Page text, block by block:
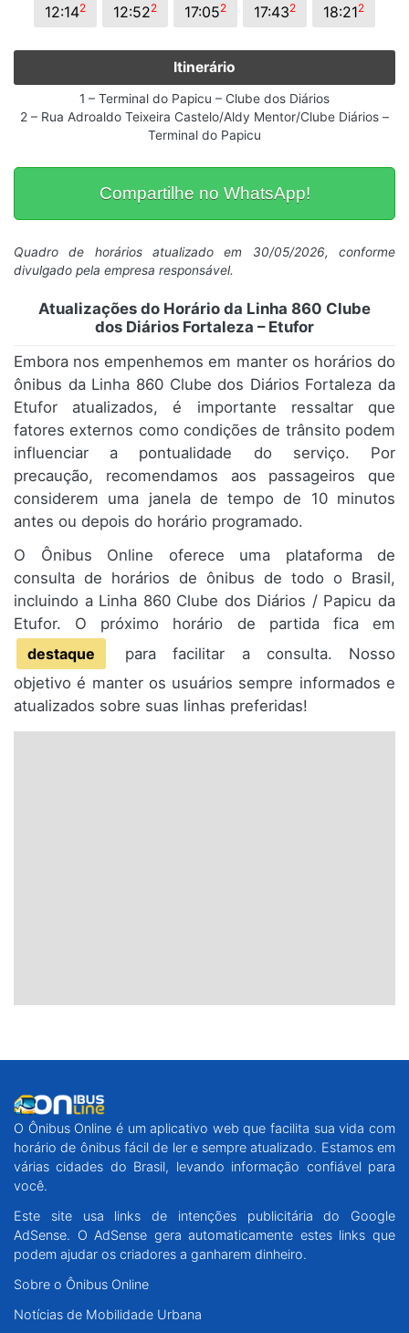
12:142 12:522 17:052 17:432 18:212
Itinerário
1 – Terminal do Papicu – Clube dos Diários
2 – Rua Adroaldo Teixeira Castelo/Aldy Mentor/Clube Diários –
Terminal do Papicu
Compartilhe no WhatsApp!
Quadro de horários atualizado em 30/05/2026, conforme
divulgado pela empresa responsável.
Atualizações do Horário da Linha 860 Clube
dos Diários Fortaleza – Etufor
Embora nos empenhemos em manter os horários do
ônibus da Linha 860 Clube dos Diários Fortaleza da
Etufor atualizados, é importante ressaltar que
fatores externos como condições de trânsito podem
influenciar a pontualidade do serviço. Por
precaução, recomendamos aos passageiros que
considerem uma janela de tempo de 10 minutos
antes ou depois do horário programado.
O Ônibus Online oferece uma plataforma de
consulta de horários de ônibus de todo o Brasil,
incluindo a Linha 860 Clube dos Diários / Papicu da
Etufor. O próximo horário de partida fica em
destaque
para facilitar a consulta. Nosso
objetivo é manter os usuários sempre informados e
atualizados sobre suas linhas preferidas!
O Ônibus Online é um aplicativo web que facilita sua vida com
horário de ônibus fácil de ler e sempre atualizado. Estamos em
várias cidades do Brasil, levando informação confiável para
você.
Este site usa links de intenções publicitária do Google
AdSense. O AdSense gera automaticamente estes links que
podem ajudar os criadores a ganharem dinheiro.
Sobre o Ônibus Online
Notícias de Mobilidade Urbana